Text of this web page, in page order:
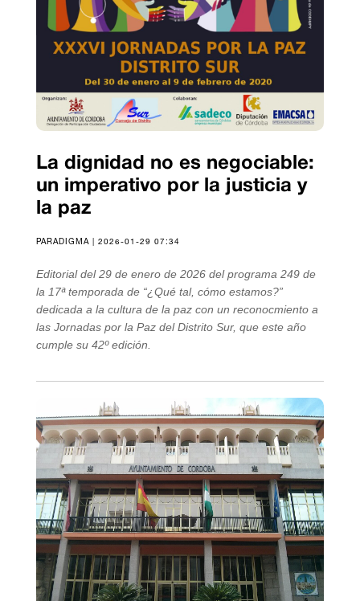
La dignidad no es negociable:
un imperativo por la justicia y
la paz
PARADIGMA | 2026-01-29 07:34
Editorial del 29 de enero de 2026 del programa 249 de
la 17ª temporada de “¿Qué tal, cómo estamos?”
dedicada a la cultura de la paz con un reconocmiento a
las Jornadas por la Paz del Distrito Sur, que este año
cumple su 42º edición.